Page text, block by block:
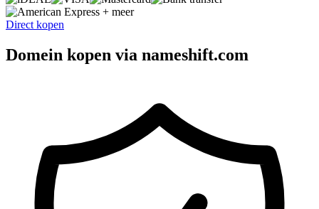
+ meer
Direct kopen
Domein kopen via nameshift.com